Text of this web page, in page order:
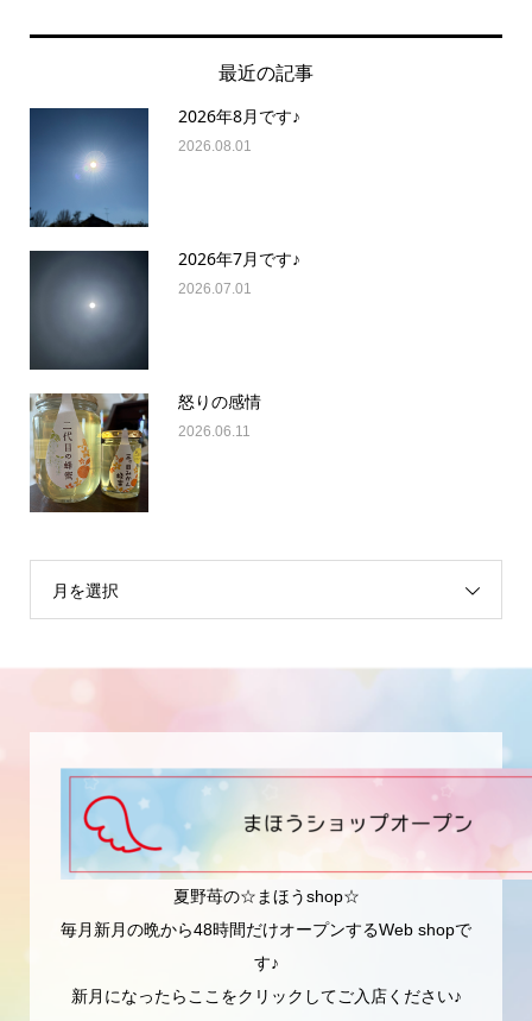
最近の記事
2026年8月です♪
2026.08.01
2026年7月です♪
2026.07.01
怒りの感情
2026.06.11
月を選択
夏野苺の☆まほうshop☆
毎月新月の晩から48時間だけオープンするWeb shopで
す♪
新月になったらここをクリックしてご入店ください♪